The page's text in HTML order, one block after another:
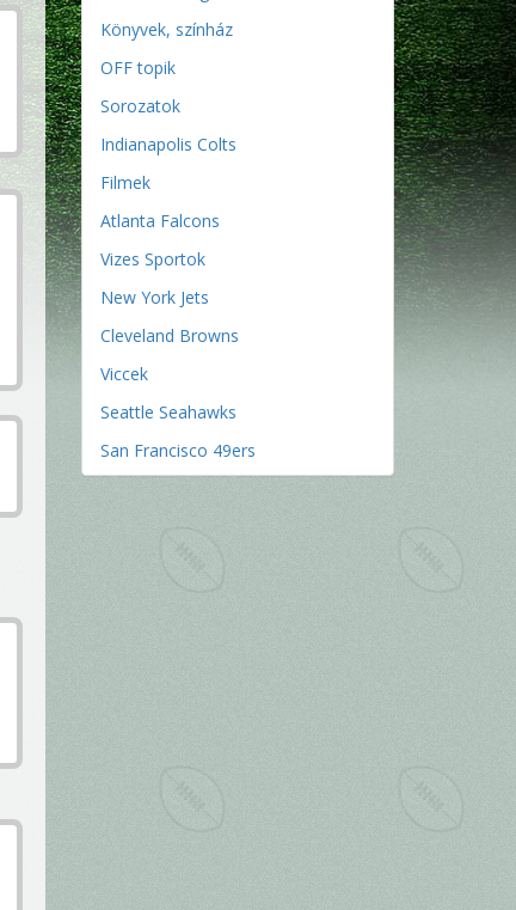
Könyvek, színház
OFF topik
Sorozatok
Indianapolis Colts
Filmek
Atlanta Falcons
Vizes Sportok
New York Jets
Cleveland Browns
Viccek
Seattle Seahawks
San Francisco 49ers